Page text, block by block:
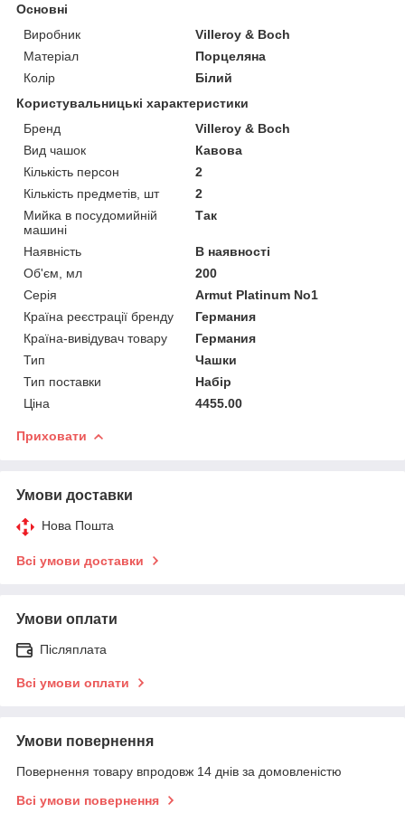
Основні
Виробник
Villeroy & Boch
Матеріал
Порцеляна
Колір
Білий
Користувальницькі характеристики
Бренд
Villeroy & Boch
Вид чашок
Кавова
Кількість персон
2
Кількість предметів, шт
2
Мийка в посудомийній
машині
Так
Наявність
В наявності
Об'єм, мл
200
Серія
Armut Platinum No1
Країна реєстрації бренду
Германия
Країна-вивідувач товару
Германия
Тип
Чашки
Тип поставки
Набір
Ціна
4455.00
Приховати
Умови доставки
Нова Пошта
Всі умови доставки
Умови оплати
Післяплата
Всі умови оплати
Умови повернення
Повернення товару впродовж 14 днів за домовленістю
Всі умови повернення